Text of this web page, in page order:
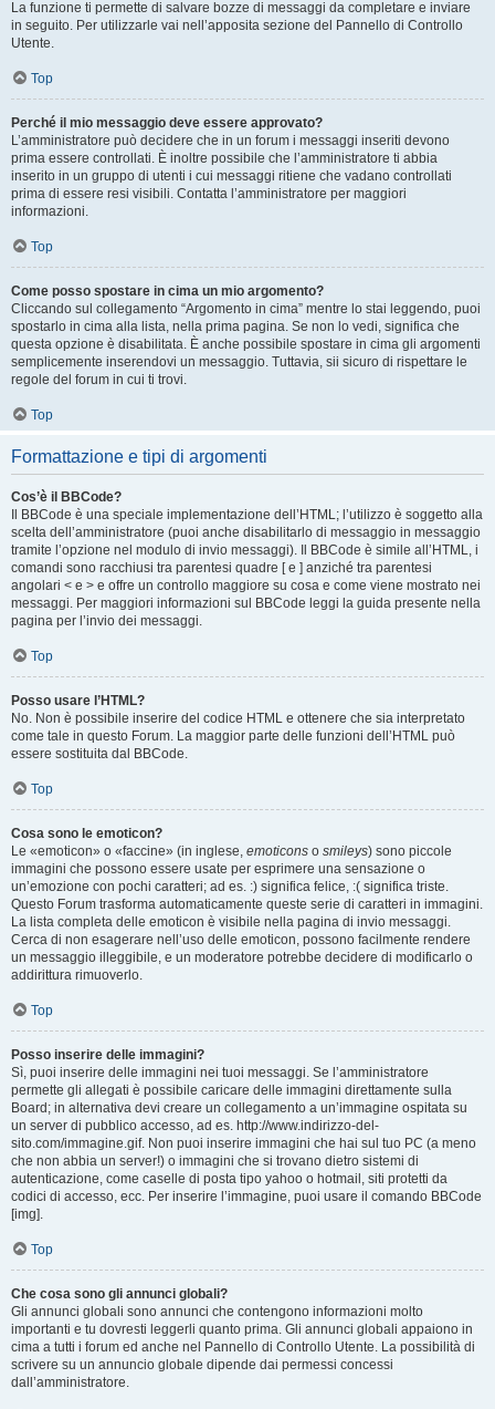
La funzione ti permette di salvare bozze di messaggi da completare e inviare
in seguito. Per utilizzarle vai nell’apposita sezione del Pannello di Controllo
Utente.
Top
Perché il mio messaggio deve essere approvato?
L’amministratore può decidere che in un forum i messaggi inseriti devono
prima essere controllati. È inoltre possibile che l’amministratore ti abbia
inserito in un gruppo di utenti i cui messaggi ritiene che vadano controllati
prima di essere resi visibili. Contatta l’amministratore per maggiori
informazioni.
Top
Come posso spostare in cima un mio argomento?
Cliccando sul collegamento “Argomento in cima” mentre lo stai leggendo, puoi
spostarlo in cima alla lista, nella prima pagina. Se non lo vedi, significa che
questa opzione è disabilitata. È anche possibile spostare in cima gli argomenti
semplicemente inserendovi un messaggio. Tuttavia, sii sicuro di rispettare le
regole del forum in cui ti trovi.
Top
Formattazione e tipi di argomenti
Cos’è il BBCode?
Il BBCode è una speciale implementazione dell’HTML; l’utilizzo è soggetto alla
scelta dell’amministratore (puoi anche disabilitarlo di messaggio in messaggio
tramite l’opzione nel modulo di invio messaggi). Il BBCode è simile all’HTML, i
comandi sono racchiusi tra parentesi quadre [ e ] anziché tra parentesi
angolari < e > e offre un controllo maggiore su cosa e come viene mostrato nei
messaggi. Per maggiori informazioni sul BBCode leggi la guida presente nella
pagina per l’invio dei messaggi.
Top
Posso usare l’HTML?
No. Non è possibile inserire del codice HTML e ottenere che sia interpretato
come tale in questo Forum. La maggior parte delle funzioni dell’HTML può
essere sostituita dal BBCode.
Top
Cosa sono le emoticon?
Le «emoticon» o «faccine» (in inglese, emoticons o smileys) sono piccole
immagini che possono essere usate per esprimere una sensazione o
un’emozione con pochi caratteri; ad es. :) significa felice, :( significa triste.
Questo Forum trasforma automaticamente queste serie di caratteri in immagini.
La lista completa delle emoticon è visibile nella pagina di invio messaggi.
Cerca di non esagerare nell’uso delle emoticon, possono facilmente rendere
un messaggio illeggibile, e un moderatore potrebbe decidere di modificarlo o
addirittura rimuoverlo.
Top
Posso inserire delle immagini?
Sì, puoi inserire delle immagini nei tuoi messaggi. Se l’amministratore
permette gli allegati è possibile caricare delle immagini direttamente sulla
Board; in alternativa devi creare un collegamento a un’immagine ospitata su
un server di pubblico accesso, ad es. http://www.indirizzo-del-
sito.com/immagine.gif. Non puoi inserire immagini che hai sul tuo PC (a meno
che non abbia un server!) o immagini che si trovano dietro sistemi di
autenticazione, come caselle di posta tipo yahoo o hotmail, siti protetti da
codici di accesso, ecc. Per inserire l’immagine, puoi usare il comando BBCode
[img].
Top
Che cosa sono gli annunci globali?
Gli annunci globali sono annunci che contengono informazioni molto
importanti e tu dovresti leggerli quanto prima. Gli annunci globali appaiono in
cima a tutti i forum ed anche nel Pannello di Controllo Utente. La possibilità di
scrivere su un annuncio globale dipende dai permessi concessi
dall’amministratore.